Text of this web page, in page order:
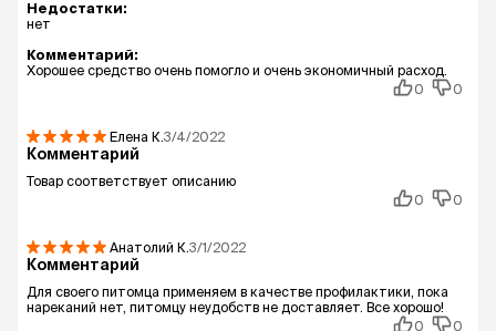
Недостатки:
нет
Комментарий:
Хорошее средство очень помогло и очень экономичный расход.
0
0
Елена К. 3/4/2022
Комментарий
Товар соответствует описанию
0
0
Анатолий К. 3/1/2022
Комментарий
Для своего питомца применяем в качестве профилактики, пока
нареканий нет, питомцу неудобств не доставляет. Все хорошо!
0
0